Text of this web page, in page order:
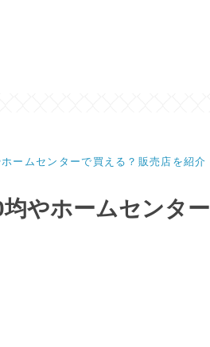
ームセンターで買える？販売店を紹介
やホームセンター